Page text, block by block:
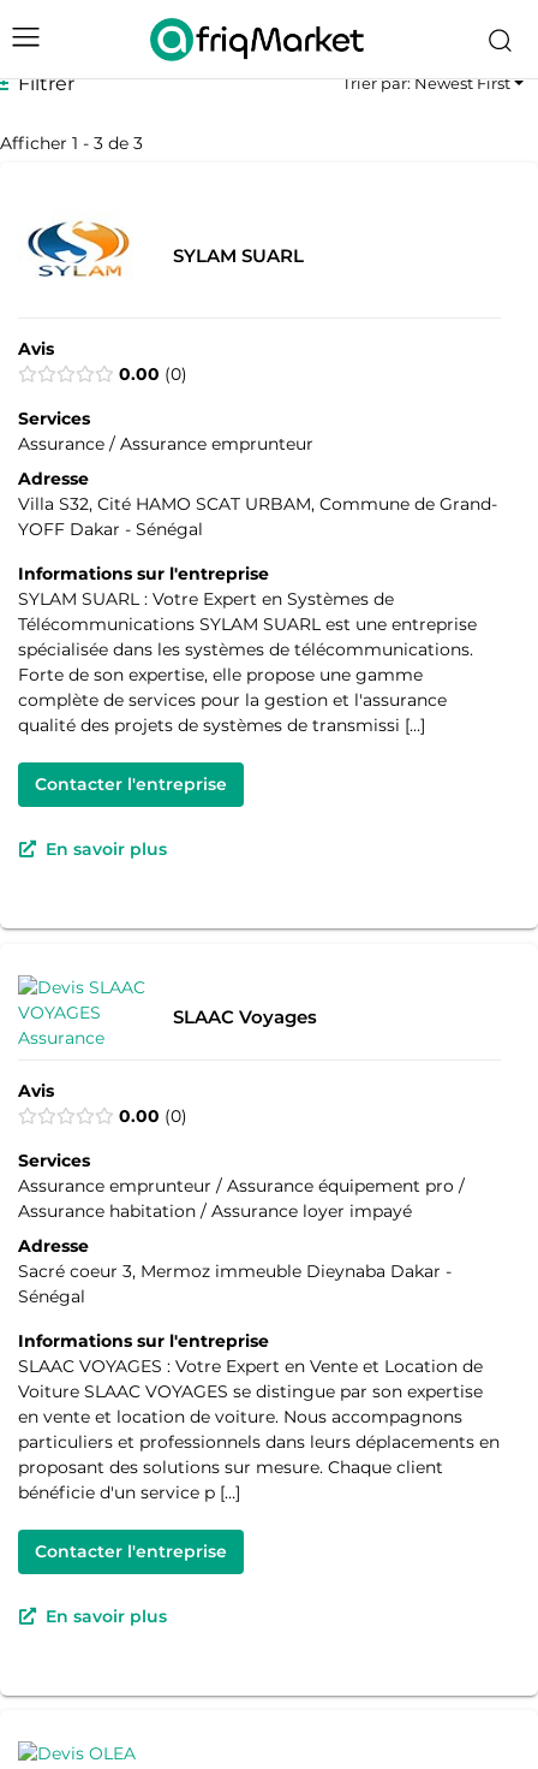
Filtrer
Afficher 1 - 3 de 3
Trier par: Newest First
SYLAM SUARL
Avis
0.00 0
Services
Assurance / Assurance emprunteur
Adresse
Villa S32, Cité HAMO SCAT URBAM, Commune de Grand-
YOFF Dakar - Sénégal
Informations sur l'entreprise
SYLAM SUARL : Votre Expert en Systèmes de
Télécommunications SYLAM SUARL est une entreprise
spécialisée dans les systèmes de télécommunications.
Forte de son expertise, elle propose une gamme
complète de services pour la gestion et l'assurance
qualité des projets de systèmes de transmissi […]
Contacter l'entreprise
En savoir plus
SLAAC Voyages
Avis
0.00 0
Services
Assurance emprunteur / Assurance équipement pro /
Assurance habitation / Assurance loyer impayé
Adresse
Sacré coeur 3, Mermoz immeuble Dieynaba Dakar -
Sénégal
Informations sur l'entreprise
SLAAC VOYAGES : Votre Expert en Vente et Location de
Voiture SLAAC VOYAGES se distingue par son expertise
en vente et location de voiture. Nous accompagnons
particuliers et professionnels dans leurs déplacements en
proposant des solutions sur mesure. Chaque client
bénéficie d'un service p […]
Contacter l'entreprise
En savoir plus